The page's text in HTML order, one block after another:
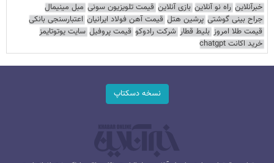
خبرآنلاین راه نو آنلاین بازی آنلاین قیمت تلویزیون سونی مبل مینیمال
جراح بینی گوشتی پرشین هتل قیمت آهن فولاد ایرانیان اعتبارسنجی بانکی
قیمت طلا امروز بلیط قطار شرکت رادوکو قیمت پروفیل سایت یوتوتایمز
خرید اکانت chatgpt
نسخه دسکتاپ